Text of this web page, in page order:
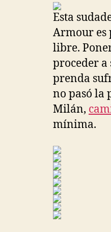
Esta
Armour es
libre.
proceder a
prenda
no pasó la
Milán,
mínima.